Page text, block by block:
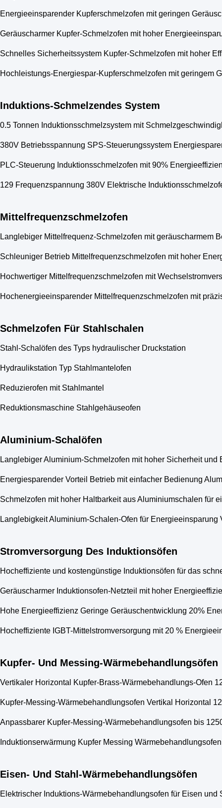
Energieeinsparender Kupferschmelzofen mit geringen
Geräuscharmer Kupfer-Schmelzofen mit hoher
Schnelles Sicherheitssystem Kupfer-Schmelzofen mit hoher
Hochleistungs-Energiespar-Kupferschmelzofen mit geringem
Induktions-Schmelzendes System
0.5 Tonnen Induktionsschmelzsystem mit
380V Betriebsspannung SPS-Steuerungssystem
PLC-Steuerung Induktionsschmelzofen mit 90%
129 Frequenzspannung 380V Elektrische
Mittelfrequenzschmelzofen
Langlebiger Mittelfrequenz-Schmelzofen mit geräuscharmem
Schleuniger Betrieb Mittelfrequenzschmelzofen mit hoher
Hochwertiger Mittelfrequenzschmelzofen mit
Hochenergieeinsparender Mittelfrequenzschmelzofen mit
Schmelzofen Für Stahlschalen
Stahl-Schalöfen des Typs hydraulischer Druckstation
Hydraulikstation Typ Stahlmantelofen
Reduzierofen mit Stahlmantel
Reduktionsmaschine Stahlgehäuseofen
Aluminium-Schalöfen
Langlebiger Aluminium-Schmelzofen mit hoher Sicherheit und
Energiesparender Vorteil Betrieb mit einfacher Bedienung
Schmelzofen mit hoher Haltbarkeit aus Aluminiumschalen für
Langlebigkeit Aluminium-Schalen-Ofen für Energieeinsparung
Stromversorgung Des Induktionsöfen
Hocheffiziente und kostengünstige Induktionsöfen für das
Geräuscharmer Induktionsofen-Netzteil mit hoher
Hohe Energieeffizienz Geringe Geräuschentwicklung 20%
Hocheffiziente IGBT-Mittelstromversorgung mit 20 %
Kupfer- Und Messing-Wärmebehandlungsöfen
Vertikaler Horizontal Kupfer-Brass-Wärmebehandlungs-Ofen
Kupfer-Messing-Wärmebehandlungsofen Vertikal Horizontal
Anpassbarer Kupfer-Messing-Wärmebehandlungsofen bis
Induktionserwärmung Kupfer Messing
Eisen- Und Stahl-Wärmebehandlungsöfen
Elektrischer Induktions-Wärmebehandlungsofen für Eisen und